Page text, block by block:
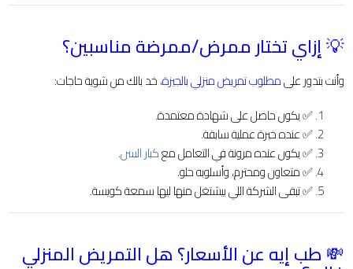
💡 إزاي تختار ممرض/ممرضة مناسبين؟
وأنت بتدور علىمطلوب تمريض منزلي بالجيزة، خد بالك من شوية حاجات:
✅ يكون حاصل على شهادة معتمدة.
✅ عنده خبرة عملية سابقة.
✅ يكون عنده مرونة في التعامل معكبار السن.
✅ متعاون ومحترم، وأسلوبه حلو.
✅ تبقى الشركة اللي بيشتغل منها ليها سمعة كويسة.
💸 طب إيه عن الأسعار؟ هل التمريض المنزلي